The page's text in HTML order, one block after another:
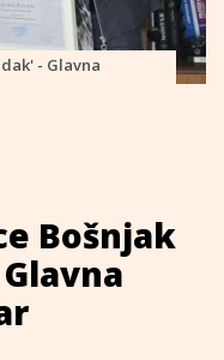
- Glavna
Bošnjak